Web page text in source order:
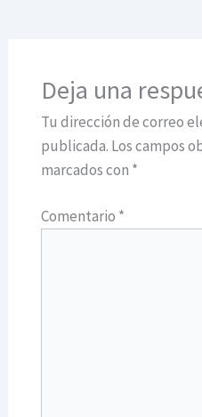
Deja una
Tu dirección de correo
publicada. Los campos
marcados con *
Comentario *